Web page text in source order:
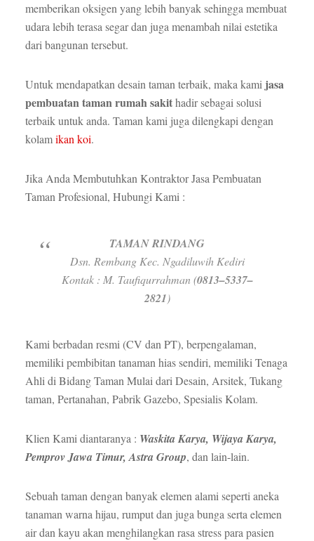
memberikan oksigen yang lebih banyak sehingga membuat
udara lebih terasa segar dan juga menambah nilai estetika
dari bangunan tersebut.
Untuk mendapatkan desain taman terbaik, maka kami jasa
pembuatan taman rumah sakithadir sebagai solusi
terbaik untuk anda. Taman kami juga dilengkapi dengan
kolamikan koi.
Jika Anda Membutuhkan Kontraktor Jasa Pembuatan
Taman Profesional, Hubungi Kami :
TAMAN RINDANG
Dsn. Rembang Kec. Ngadiluwih Kediri
Kontak : M. Taufiqurrahman (0813–5337–
2821)
Kami berbadan resmi (CV dan PT), berpengalaman,
memiliki pembibitan tanaman hias sendiri, memiliki Tenaga
Ahli di Bidang Taman Mulai dari Desain, Arsitek, Tukang
taman, Pertanahan, Pabrik Gazebo, Spesialis Kolam.
Klien Kami diantaranya : Waskita Karya, Wijaya Karya,
Pemprov Jawa Timur, Astra Group, dan lain-lain.
Sebuah taman dengan banyak elemen alami seperti aneka
tanaman warna hijau, rumput dan juga bunga serta elemen
air dan kayu akan menghilangkan rasa stress para pasien